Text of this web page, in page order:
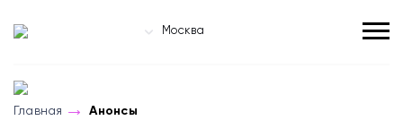
Москва
Главная Анонсы